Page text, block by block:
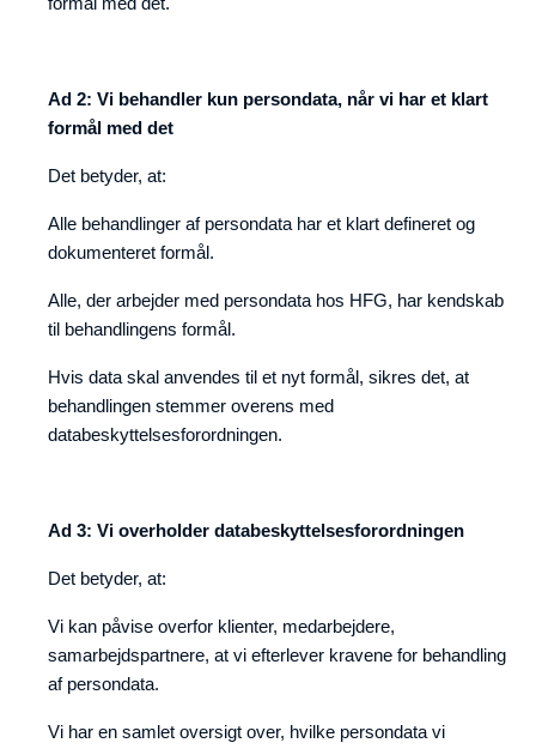
Ad 2: Vi behandler kun persondata, når vi har et klart
formål med det
Det betyder, at:
Alle behandlinger af persondata har et klart defineret og
dokumenteret formål.
Alle, der arbejder med persondata hos HFG, har kendskab
til behandlingens formål.
Hvis data skal anvendes til et nyt formål, sikres det, at
behandlingen stemmer overens med
databeskyttelsesforordningen.
Ad 3: Vi overholder databeskyttelsesforordningen
Det betyder, at:
Vi kan påvise overfor klienter, medarbejdere,
samarbejdspartnere, at vi efterlever kravene for behandling
af persondata.
Vi har en samlet oversigt over, hvilke persondata vi